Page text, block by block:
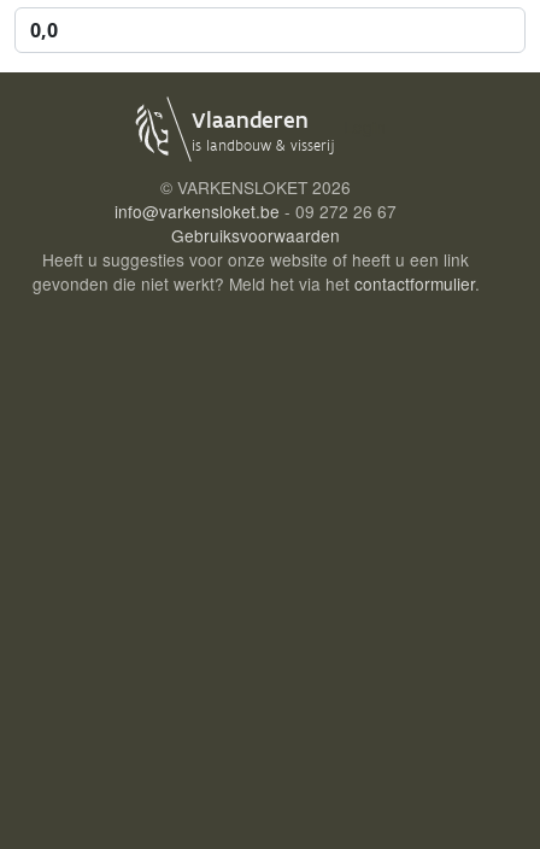
0,0
© VARKENSLOKET 2026
info@varkensloket.be - 09 272 26 67
Gebruiksvoorwaarden
Heeft u suggesties voor onze website of heeft u een link
gevonden die niet werkt? Meld het via het contactformulier.